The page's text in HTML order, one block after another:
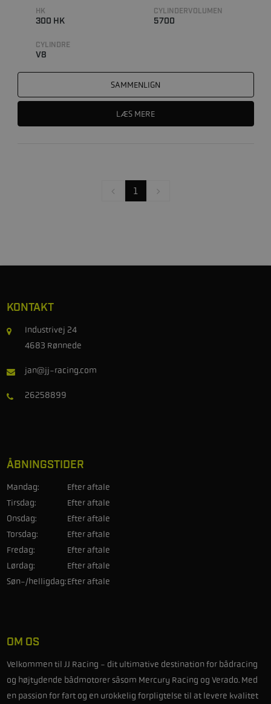
HK
300 HK
CYLINDERVOLUMEN
5700
CYLINDRE
V8
SAMMENLIGN
LÆS MERE
1
KONTAKT
Industrivej 24
4683 Rønnede
jan@jj-racing.com
26258899
ÅBNINGSTIDER
Mandag:
Efter aftale
Tirsdag:
Efter aftale
Onsdag:
Efter aftale
Torsdag:
Efter aftale
Fredag:
Efter aftale
Lørdag:
Efter aftale
Søn-/helligdag:Efter aftale
OM OS
Velkommen til JJ Racing - dit ultimative destination for bådracing
og højtydende bådmotorer såsom Mercury Racing og Verado. Med
en passion for fart og en urokkelig forpligtelse til at levere kvalitet